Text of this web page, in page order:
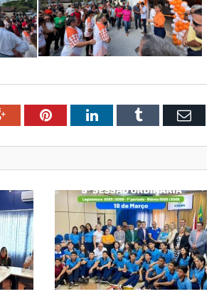
Google+PinterestLinkedInTumblr Email